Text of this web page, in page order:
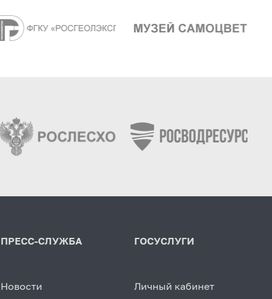
ПРЕСС-СЛУЖБА
Новости
ГОСУСЛУГИ
Личный кабинет